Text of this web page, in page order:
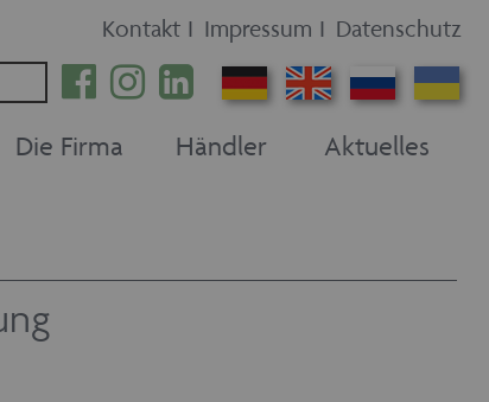
Kontakt I Impressum I Datenschutz
Die Firma Händler Aktuelles